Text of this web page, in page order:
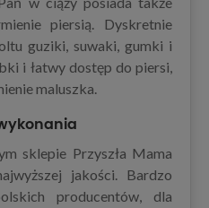
piersią. Dyskretnie
guziki, suwaki, gumki i
i łatwy dostęp do piersi,
maluszka.
sklepie Przyszła Mama
jakości. Bardzo
producentów, dla